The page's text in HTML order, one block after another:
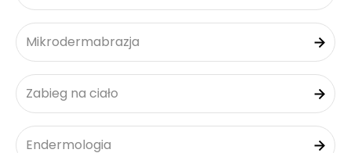
Mikrodermabrazja
Zabieg na ciało
Endermologia